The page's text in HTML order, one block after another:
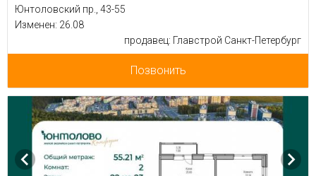
Юнтоловский пр., 43-55
Изменен: 26.08
продавец: Главстрой Санкт-Петербург
Позвонить